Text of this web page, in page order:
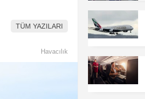
TÜM YAZILARI
Havacılık